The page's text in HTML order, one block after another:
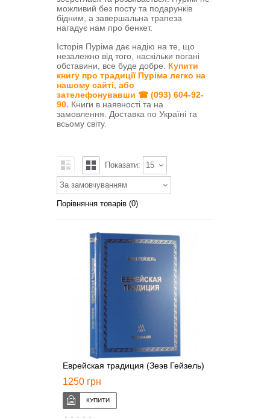
можливий без посту та подарунків
бідним, а завершальна трапеза
нагадує нам про бенкет.
Історія Пуріма дає надію на те, що
незалежно від того, наскільки погані
обставини, все буде добре. Купити
книгу про традиції Пуріма легко на
нашому сайті, або
зателефонувавши ☎ (093) 604-92-
90. Книги в наявності та на
замовлення. Доставка по Україні та
всьому світу.
Показати: 15
За замовчуванням
Порівняння товарів (0)
Еврейская традиция (Зеэв Гейзель)
1250 грн